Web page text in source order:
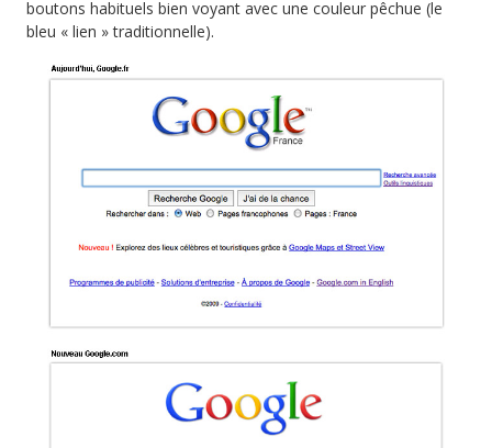
boutons habituels bien voyant avec une couleur pêchue (le
bleu « lien » traditionnelle).